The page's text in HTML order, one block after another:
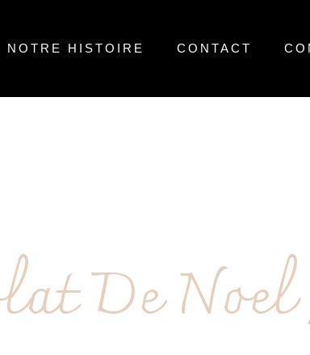
NOTRE HISTOIRE CONTACT
De